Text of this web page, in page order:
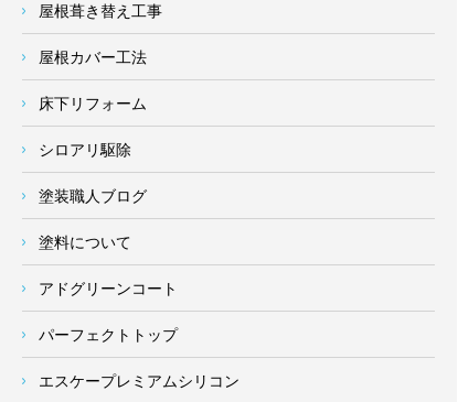
屋根葺き替え工事
屋根カバー工法
床下リフォーム
シロアリ駆除
塗装職人ブログ
塗料について
アドグリーンコート
パーフェクトトップ
エスケープレミアムシリコン